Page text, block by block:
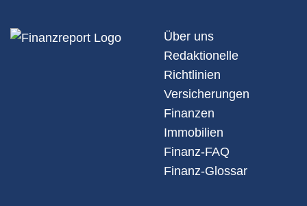
Über uns
Redaktionelle
Richtlinien
Versicherungen
Finanzen
Immobilien
Finanz-FAQ
Finanz-Glossar